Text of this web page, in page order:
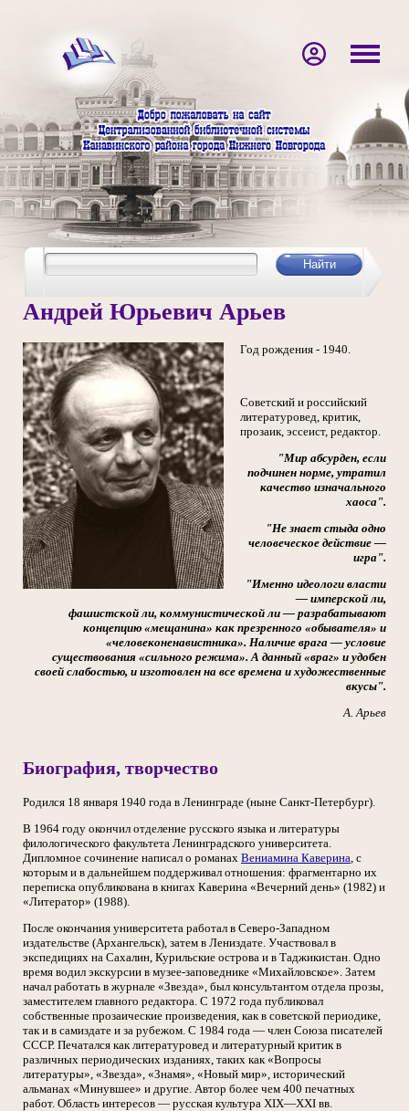
Андрей Юрьевич Арьев
Год рождения - 1940.
Советский и российский
литературовед, критик,
прозаик, эссеист, редактор.
"Мир абсурден, если
подчинен норме, утратил
качество изначального
хаоса".
"Не знает стыда одно
человеческое действие —
игра".
"Именно идеологи власти
— имперской ли,
фашистской ли, коммунистической ли — разрабатывают
концепцию «мещанина» как презренного «обывателя» и
«человеконенавистника». Наличие врага — условие
существования «сильного режима». А данный «враг» и удобен
своей слабостью, и изготовлен на все времена и художественные
вкусы".
А. Арьев
Биография, творчество
Родился 18 января 1940 года в Ленинграде (ныне Санкт-Петербург).
В 1964 году окончил отделение русского языка и литературы
филологического факультета Ленинградского университета.
Дипломное сочинение написал о романах Вениамина Каверина, с
которым и в дальнейшем поддерживал отношения: фрагментарно их
переписка опубликована в книгах Каверина «Вечерний день» (1982) и
«Литератор» (1988).
После окончания университета работал в Северо-Западном
издательстве (Архангельск), затем в Лениздате. Участвовал в
экспедициях на Сахалин, Курильские острова и в Таджикистан. Одно
время водил экскурсии в музее-заповеднике «Михайловское». Затем
начал работать в журнале «Звезда», был консультантом отдела прозы,
заместителем главного редактора. С 1972 года публиковал
собственные прозаические произведения, как в советской периодике,
так и в самиздате и за рубежом. С 1984 года — член Союза писателей
СССР. Печатался как литературовед и литературный критик в
различных периодических изданиях, таких как «Вопросы
литературы», «Звезда», «Знамя», «Новый мир», исторический
альманах «Минувшее» и другие. Автор более чем 400 печатных
работ. Область интересов — русская культура XIX—XXI вв.